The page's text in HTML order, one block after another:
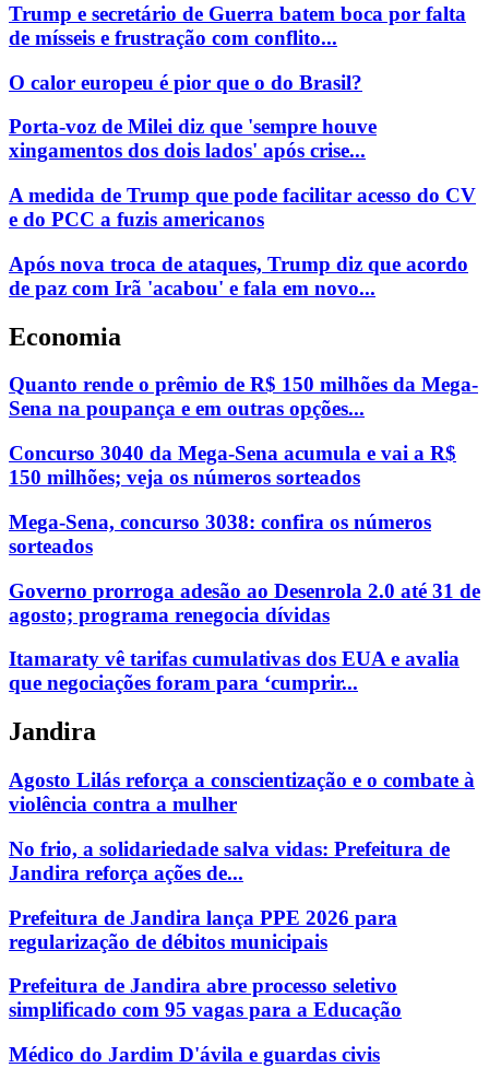
Trump e secretário de Guerra batem boca por falta
de mísseis e frustração com conflito...
O calor europeu é pior que o do Brasil?
Porta-voz de Milei diz que 'sempre houve
xingamentos dos dois lados' após crise...
A medida de Trump que pode facilitar acesso do CV
e do PCC a fuzis americanos
Após nova troca de ataques, Trump diz que acordo
de paz com Irã 'acabou' e fala em novo...
Economia
Quanto rende o prêmio de R$ 150 milhões da Mega-
Sena na poupança e em outras opções...
Concurso 3040 da Mega-Sena acumula e vai a R$
150 milhões; veja os números sorteados
Mega-Sena, concurso 3038: confira os números
sorteados
Governo prorroga adesão ao Desenrola 2.0 até 31 de
agosto; programa renegocia dívidas
Itamaraty vê tarifas cumulativas dos EUA e avalia
que negociações foram para ‘cumprir...
Jandira
Agosto Lilás reforça a conscientização e o combate à
violência contra a mulher
No frio, a solidariedade salva vidas: Prefeitura de
Jandira reforça ações de...
Prefeitura de Jandira lança PPE 2026 para
regularização de débitos municipais
Prefeitura de Jandira abre processo seletivo
simplificado com 95 vagas para a Educação
Médico do Jardim D'ávila e guardas civis